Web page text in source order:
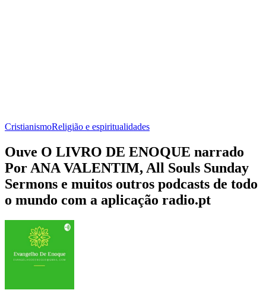
CristianismoReligião e espiritualidades
Ouve O LIVRO DE ENOQUE narrado
Por ANA VALENTIM, All Souls Sunday
Sermons e muitos outros podcasts de todo
o mundo com a aplicação radio.pt